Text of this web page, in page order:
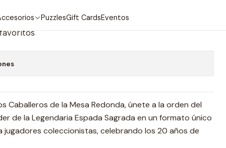
PuzzlesGift CardsEventos
Caballeros de la Mesa Redonda, únete a la orden del
de la Legendaria Espada Sagrada en un formato único
jugadores coleccionistas, celebrando los 20 años de